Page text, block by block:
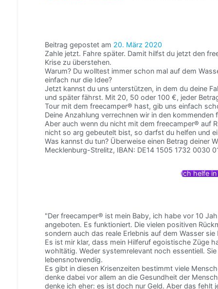
Beitrag gepostet am 20. März 2020
Zahle jetzt. Fahre später. Damit hilfst du jetzt den
Krise zu überstehen.
Warum? Du wolltest immer schon mal auf dem
einfach nur die Idee?
Jetzt kannst du uns unterstützen, in dem du deine
und später fährst. Mit 20, 50 oder 100 €, jeder
Tour mit dem freecamper® hast, gib uns einfach
Deine Anzahlung verrechnen wir in den kommenden
Aber auch wenn du nicht mit dem freecamper® auf
nicht so arg gebeutelt bist, so darfst du helfen und
Was kannst du tun? Überweise einen Betrag deiner
Mecklenburg-Strelitz, IBAN: DE14 1505 1732 0030
Ich helfe
"Der freecamper® ist mein Baby, ich habe vor 10
angeboten. Es funktioniert. Die vielen positiven
sondern auch das reale Erlebnis auf dem Wasser
Es ist mir klar, dass mein Hilferuf egoistische Züge
wohltätig. Weder systemrelevant noch essentiell.
lebensnotwendig.
Es gibt in diesen Krisenzeiten bestimmt viele
denke dabei vor allem an die Gesundheit der
denke ich eher: es ist doch nur Geld. Aber das fehlt